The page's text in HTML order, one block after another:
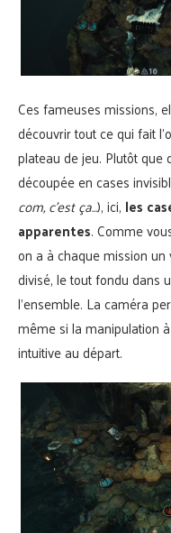
Ces fameuses missions,
découvrir tout ce qui fait
plateau de jeu. Plutôt
découpée en cases
com, c’est ça…), ici, les
apparentes. Comme
on a à chaque mission
divisé, le tout fondu dans
l’ensemble. La caméra
même si la manipulation
intuitive au départ.